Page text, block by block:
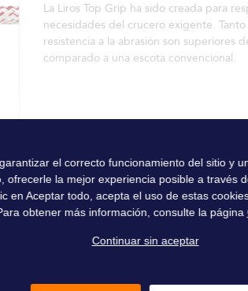
La Liros Top Grip ha sido creada para
necesidades del crucero exigente.
resistencia a la abrasión son superiores
comparado a una escota convencional.
el correcto funcionamiento del sitio y
ofrecerle la mejor experiencia posible a través
en Aceptar todo, acepta el uso de estas
obtener más información, consulte la página
Continuar sin aceptar